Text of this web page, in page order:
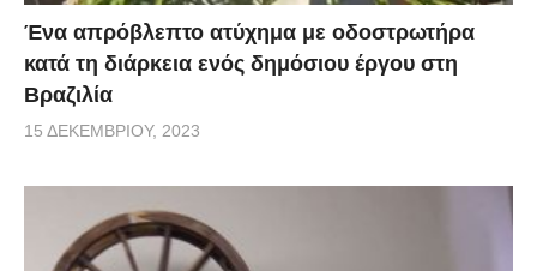
Ένα απρόβλεπτο ατύχημα με οδοστρωτήρα
κατά τη διάρκεια ενός δημόσιου έργου στη
Βραζιλία
15 ΔΕΚΕΜΒΡΊΟΥ, 2023